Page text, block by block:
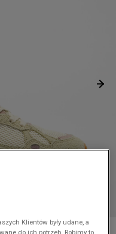
Klientów były udane, a
do ich potrzeb. Robimy to